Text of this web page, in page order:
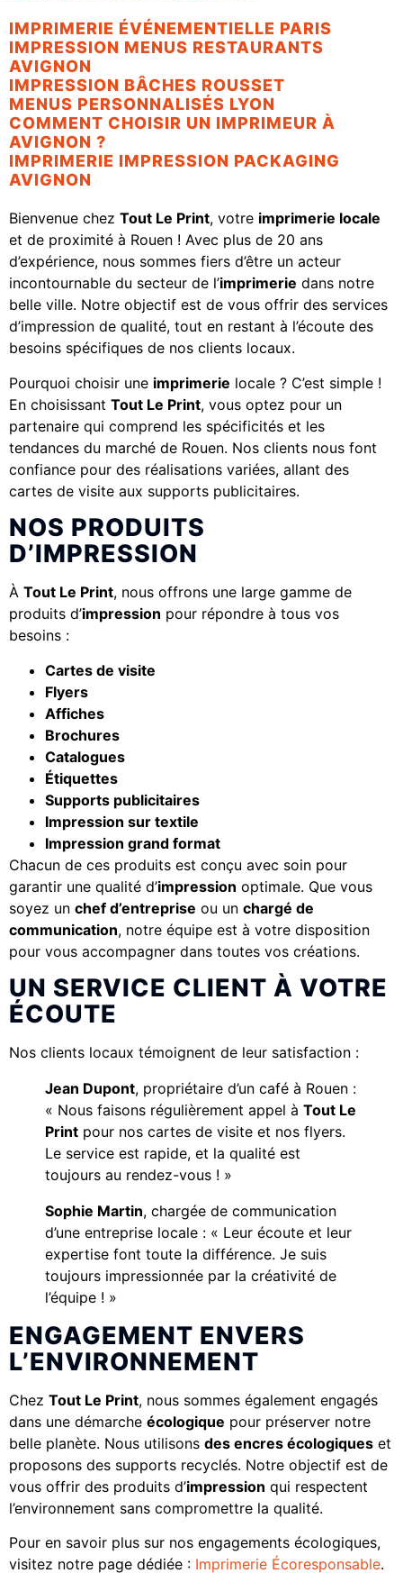
IMPRIMERIE ÉVÉNEMENTIELLE PARIS
IMPRESSION MENUS RESTAURANTS
AVIGNON
IMPRESSION BÂCHES ROUSSET
MENUS PERSONNALISÉS LYON
COMMENT CHOISIR UN IMPRIMEUR À
AVIGNON ?
IMPRIMERIE IMPRESSION PACKAGING
AVIGNON
Bienvenue chez Tout Le Print, votre imprimerie locale
et de proximité à Rouen ! Avec plus de 20 ans
d’expérience, nous sommes fiers d’être un acteur
incontournable du secteur de l’imprimerie dans notre
belle ville. Notre objectif est de vous offrir des services
d’impression de qualité, tout en restant à l’écoute des
besoins spécifiques de nos clients locaux.
Pourquoi choisir une imprimerie locale ? C’est simple !
En choisissant Tout Le Print, vous optez pour un
partenaire qui comprend les spécificités et les
tendances du marché de Rouen. Nos clients nous font
confiance pour des réalisations variées, allant des
cartes de visite aux supports publicitaires.
NOS PRODUITS
D’IMPRESSION
À Tout Le Print, nous offrons une large gamme de
produits d’impression pour répondre à tous vos
besoins :
Cartes de visite
Flyers
Affiches
Brochures
Catalogues
Étiquettes
Supports publicitaires
Impression sur textile
Impression grand format
Chacun de ces produits est conçu avec soin pour
garantir une qualité d’impression optimale. Que vous
soyez un chef d’entreprise ou un chargé de
communication, notre équipe est à votre disposition
pour vous accompagner dans toutes vos créations.
UN SERVICE CLIENT À VOTRE
ÉCOUTE
Nos clients locaux témoignent de leur satisfaction :
Jean Dupont, propriétaire d’un café à Rouen :
« Nous faisons régulièrement appel à Tout Le
Print pour nos cartes de visite et nos flyers.
Le service est rapide, et la qualité est
toujours au rendez-vous ! »
Sophie Martin, chargée de communication
d’une entreprise locale : « Leur écoute et leur
expertise font toute la différence. Je suis
toujours impressionnée par la créativité de
l’équipe ! »
ENGAGEMENT ENVERS
L’ENVIRONNEMENT
Chez Tout Le Print, nous sommes également engagés
dans une démarche écologique pour préserver notre
belle planète. Nous utilisons des encres écologiques et
proposons des supports recyclés. Notre objectif est de
vous offrir des produits d’impression qui respectent
l’environnement sans compromettre la qualité.
Pour en savoir plus sur nos engagements écologiques,
visitez notre page dédiée : Imprimerie Écoresponsable.